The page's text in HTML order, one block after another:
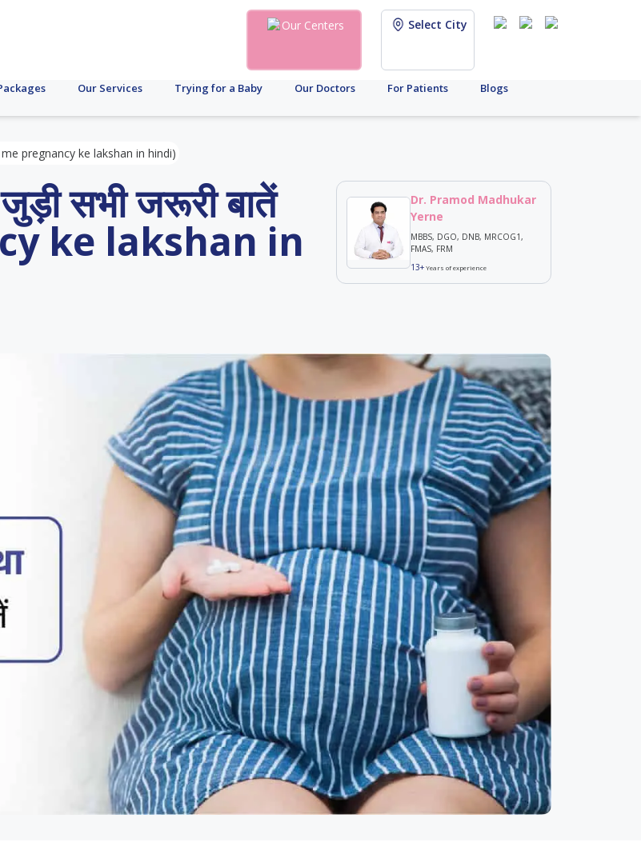
Our Centers Select City
Our Services Trying for a Baby Our Doctors For Patients Blogs
me pregnancy ke lakshan in hindi)
सभी जरूरी बातें
ke lakshan in
Dr. Pramod Madhukar
Yerne
MBBS, DGO, DNB, MRCOG1,
FMAS, FRM
13+Years of experience